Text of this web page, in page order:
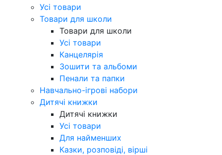
Усі товари
Товари для школи
Товари для школи
Усі товари
Канцелярія
Зошити та альбоми
Пенали та папки
Навчально-ігрові набори
Дитячі книжки
Дитячі книжки
Усі товари
Для найменших
Казки, розповіді, вірші